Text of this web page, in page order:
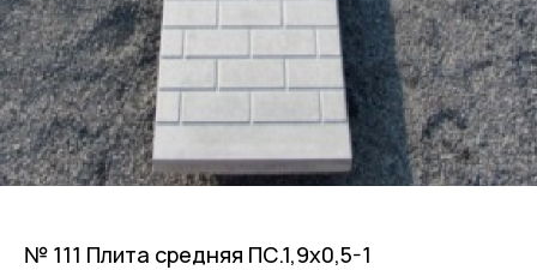
№ 111 Плита средняя ПС.1,9х0,5-1